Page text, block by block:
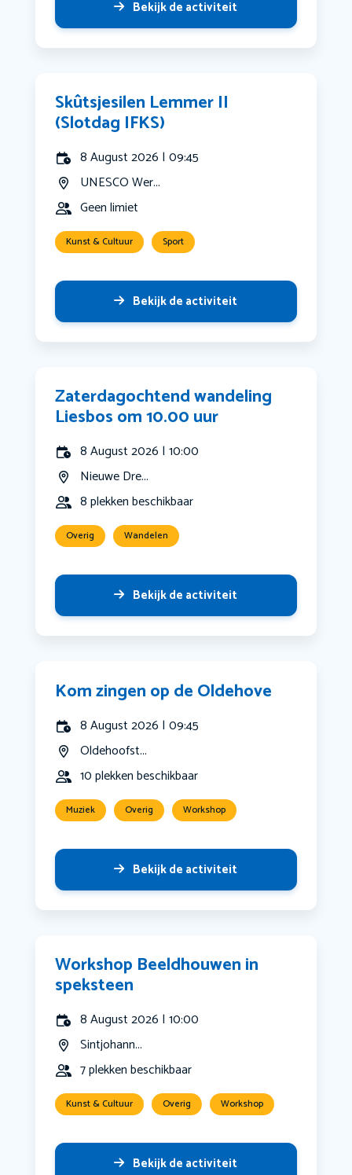
Bekijk de activiteit
Skûtsjesilen Lemmer II
(Slotdag IFKS)
8 August 2026 | 09:45
UNESCO Wer...
Geen limiet
Kunst & Cultuur Sport
Bekijk de activiteit
Zaterdagochtend wandeling
Liesbos om 10.00 uur
8 August 2026 | 10:00
Nieuwe Dre...
8 plekken beschikbaar
Overig Wandelen
Bekijk de activiteit
Kom zingen op de Oldehove
8 August 2026 | 09:45
Oldehoofst...
10 plekken beschikbaar
Muziek Overig Workshop
Bekijk de activiteit
Workshop Beeldhouwen in
speksteen
8 August 2026 | 10:00
Sintjohann...
7 plekken beschikbaar
Kunst & Cultuur Overig Workshop
Bekijk de activiteit